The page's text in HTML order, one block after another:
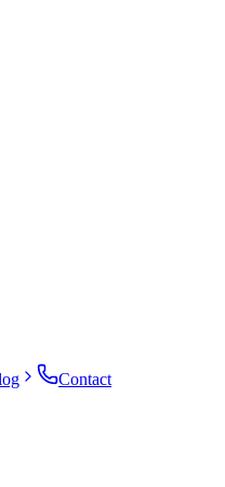
Contact